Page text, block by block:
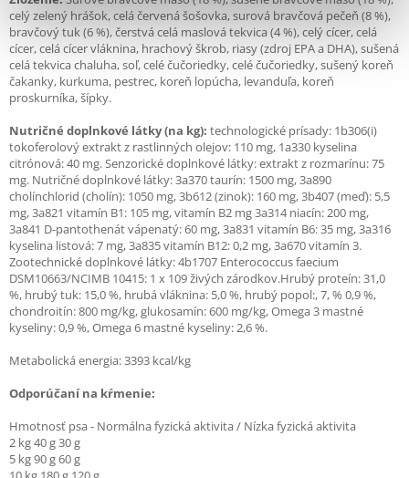
celý zelený hrášok, celá červená šošovka, surová bravčová pečeň (8 %),
bravčový tuk (6 %), čerstvá celá maslová tekvica (4 %), celý cícer, celá
cícer, celá cícer vláknina, hrachový škrob, riasy (zdroj EPA a DHA), sušená
celá tekvica chaluha, soľ, celé čučoriedky, celé čučoriedky, sušený koreň
čakanky, kurkuma, pestrec, koreň lopúcha, levanduľa, koreň
proskurníka, šípky.
Nutričné doplnkové látky (na kg): technologické prísady: 1b306(i)
tokoferolový extrakt z rastlinných olejov: 110 mg, 1a330 kyselina
citrónová: 40 mg. Senzorické doplnkové látky: extrakt z rozmarínu: 75
mg. Nutričné doplnkové látky: 3a370 taurín: 1500 mg, 3a890
cholínchlorid (cholín): 1050 mg, 3b612 (zinok): 160 mg, 3b407 (meď): 5,5
mg, 3a821 vitamín B1: 105 mg, vitamín B2 mg 3a314 niacín: 200 mg,
3a841 D-pantothenát vápenatý: 60 mg, 3a831 vitamín B6: 35 mg, 3a316
kyselina listová: 7 mg, 3a835 vitamín B12: 0,2 mg, 3a670 vitamín 3.
Zootechnické doplnkové látky: 4b1707 Enterococcus faecium
DSM10663/NCIMB 10415: 1 x 109 živých zárodkov.Hrubý proteín: 31,0
%, hrubý tuk: 15,0 %, hrubá vláknina: 5,0 %, hrubý popol:, 7, % 0,9 %,
chondroitín: 800 mg/kg, glukosamín: 600 mg/kg, Omega 3 mastné
kyseliny: 0,9 %, Omega 6 mastné kyseliny: 2,6 %.
Metabolická energia: 3393 kcal/kg
Odporúčaní na kŕmenie:
Hmotnosť psa - Normálna fyzická aktivita / Nízka fyzická aktivita
2 kg 40 g 30 g
5 kg 90 g 60 g